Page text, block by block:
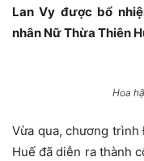
Lan Vy được bổ
nhân Nữ Thừa Thiên
Hoa
Vừa qua, chương
Huế đã diễn ra thành